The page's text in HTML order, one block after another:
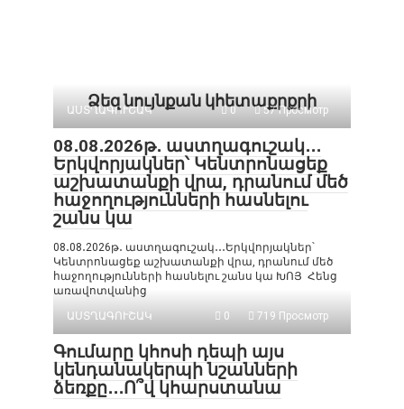
Ձեզ նույնքան կհետաքրքրի
ԱՍՏՂԱԳՈՒՇԱԿ 0 57 Просмотр
08․08․2026թ․ աստղագուշակ․․․
Երկվորյակներ՝ Կենտրոնացեք
աշխատանքի վրա, դրանում մեծ
հաջողությունների հասնելու
շանս կա
08․08․2026թ․ աստղագուշակ․․․Երկվորյակներ՝
Կենտրոնացեք աշխատանքի վրա, դրանում մեծ
հաջողությունների հասնելու շանս կա ԽՈՅ Հենց
առավոտվանից
ԱՍՏՂԱԳՈՒՇԱԿ
0 719 Просмотр
Գումարը կհոսի դեպի այս
կենդանակերպի նշանների
ձեռքը․․․Ո՞վ կհարստանա